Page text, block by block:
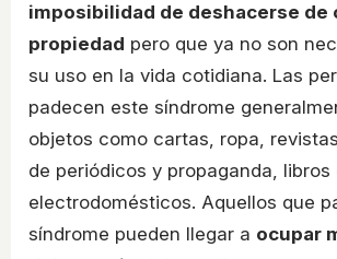
imposibilidad de deshacerse de
propiedad pero que ya no son
su uso en la vida cotidiana. Las
padecen este síndrome
objetos como cartas, ropa,
de periódicos y propaganda, libros
electrodomésticos. Aquellos que
síndrome pueden llegar a ocupar